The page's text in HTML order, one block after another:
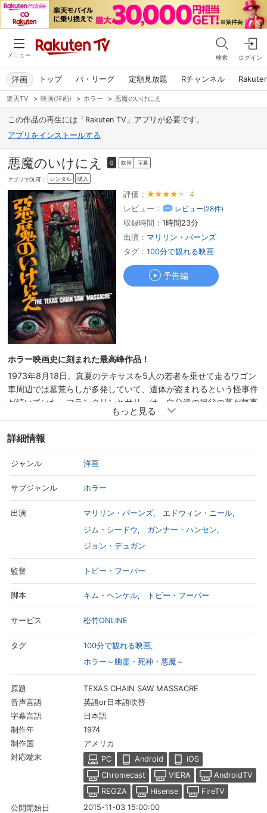
メニュー 検索 ログイン
トップ パ・リーグ 定額見放題 Rチャンネル
洋画
楽天TV > 映画(洋画) > ホラー > 悪魔のいけにえ
この作品の再生には「Rakuten TV」アプリが必要です。
アプリをインストールする
予告編 ちょっと見 3 分
悪魔のいけにえ G 吹替 字幕
アプリでDL可： レンタル 購入
評価：
4
レビュー：
レビュー(28件)
収録時間：1時間23分
出演： マリリン・バーンズ
タグ：100分で観れる映画
予告編
ホラー映画史に刻まれた最高峰作品！
1973年8月18日。真夏のテキサスを5人の若者を乗せて走るワゴン
車周辺では墓荒らしが多発していて、遺体が盗まれるという怪事件
が続いていた。フランクリンとサリーは、自分達の祖父の墓が無事
かを確認する為、サリーの恋人ジェリー、友人のカークとその恋人
ーの男に襲われるハプニングが発生。車を停めて男を降ろすが、こ
れはこの後彼らに降りかかる悲劇の始まりに過ぎなかった。
詳細情報
ジャンル 洋画
サブジャンル ホラー
出演 マリリン・バーンズ
エドウィン・ニール
ジム・シードウ
ガンナー・ハンセン
ジョン・デュガン
監督 トビー・フーパー
脚本 キム・ヘンケル トビー・フーパー
サービス 松竹ONLINE
タグ
100分で観れる映画
ホラー～幽霊・死神・悪魔～
原題 TEXAS CHAIN SAW MASSACRE
音声言語 英語or日本語吹替
字幕言語 日本語
制作年 1974
制作国 アメリカ
対応端末 PC Android
iOS
Chromecast
VIERA
AndroidTV
REGZA
Hisense
FireTV
公開開始日
2015-11-03 15:00:00